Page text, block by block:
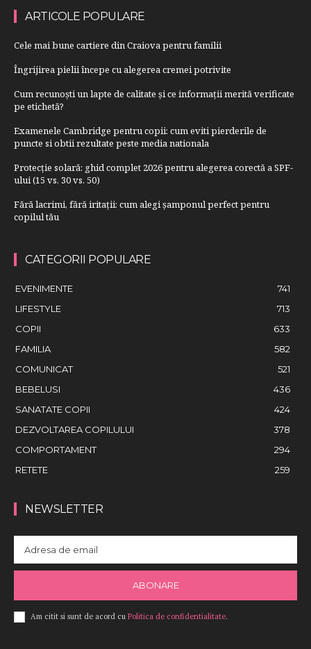
ARTICOLE POPULARE
Cele mai bune cartiere din Craiova pentru familii
Îngrijirea pielii începe cu alegerea cremei potrivite
Cum recunoști un lapte de calitate și ce informații merită verificate
pe etichetă?
Examenele Cambridge pentru copii: cum eviti pierderile de
puncte si obtii rezultate peste media nationala
Protecție solară: ghid complet 2026 pentru alegerea corectă a SPF-
ului (15 vs. 30 vs. 50)
Fără lacrimi, fără iritații: cum alegi șamponul perfect pentru
copilul tău
CATEGORII POPULARE
EVENIMENTE
741
LIFESTYLE
713
COPII
633
FAMILIA
582
COMUNICAT
521
BEBELUSI
436
SANATATE COPII
424
DEZVOLTAREA COPILULUI
378
COMPORTAMENT
294
RETETE
259
NEWSLETTER
ABONARE
Am citit si sunt de acord cu Politica de confidentialitate.